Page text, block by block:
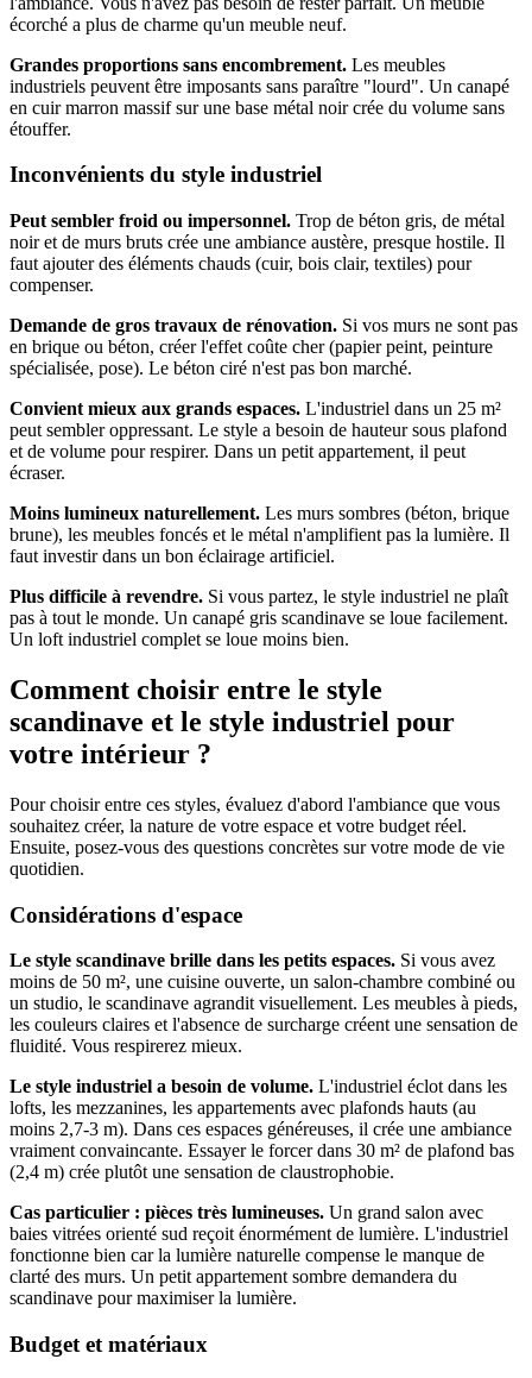
écorché a plus de charme qu'un meuble neuf.
Grandes proportions sans encombrement. Les meubles
industriels peuvent être imposants sans paraître "lourd". Un canapé
en cuir marron massif sur une base métal noir crée du volume sans
étouffer.
Inconvénients du style industriel
Peut sembler froid ou impersonnel. Trop de béton gris, de métal
noir et de murs bruts crée une ambiance austère, presque hostile. Il
faut ajouter des éléments chauds (cuir, bois clair, textiles) pour
compenser.
Demande de gros travaux de rénovation. Si vos murs ne sont pas
en brique ou béton, créer l'effet coûte cher (papier peint, peinture
spécialisée, pose). Le béton ciré n'est pas bon marché.
Convient mieux aux grands espaces. L'industriel dans un 25 m²
peut sembler oppressant. Le style a besoin de hauteur sous plafond
et de volume pour respirer. Dans un petit appartement, il peut
écraser.
Moins lumineux naturellement. Les murs sombres (béton, brique
brune), les meubles foncés et le métal n'amplifient pas la lumière. Il
faut investir dans un bon éclairage artificiel.
Plus difficile à revendre. Si vous partez, le style industriel ne plaît
pas à tout le monde. Un canapé gris scandinave se loue facilement.
Un loft industriel complet se loue moins bien.
Comment choisir entre le style
scandinave et le style industriel pour
votre intérieur ?
Pour choisir entre ces styles, évaluez d'abord l'ambiance que vous
souhaitez créer, la nature de votre espace et votre budget réel.
Ensuite, posez-vous des questions concrètes sur votre mode de vie
quotidien.
Considérations d'espace
Le style scandinave brille dans les petits espaces. Si vous avez
moins de 50 m², une cuisine ouverte, un salon-chambre combiné ou
un studio, le scandinave agrandit visuellement. Les meubles à pieds,
les couleurs claires et l'absence de surcharge créent une sensation de
fluidité. Vous respirerez mieux.
Le style industriel a besoin de volume. L'industriel éclot dans les
lofts, les mezzanines, les appartements avec plafonds hauts (au
moins 2,7-3 m). Dans ces espaces généreuses, il crée une ambiance
vraiment convaincante. Essayer le forcer dans 30 m² de plafond bas
(2,4 m) crée plutôt une sensation de claustrophobie.
Cas particulier : pièces très lumineuses. Un grand salon avec
baies vitrées orienté sud reçoit énormément de lumière. L'industriel
fonctionne bien car la lumière naturelle compense le manque de
clarté des murs. Un petit appartement sombre demandera du
scandinave pour maximiser la lumière.
Budget et matériaux